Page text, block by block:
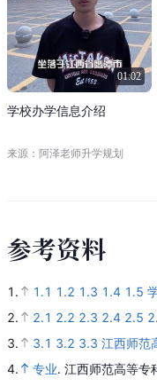
学 校 办 学 信 息 介 绍
参考 资料
1. 1.1 1.2 1.3 1.4 1.5
2.
2.1 2.2 2.3 2.4 2.5